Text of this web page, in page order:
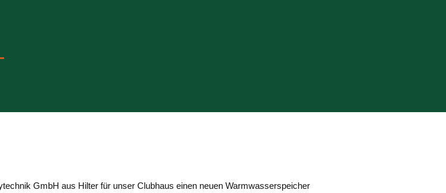
GmbH aus Hilter für unser Clubhaus einen neuen Warmwasserspeicher